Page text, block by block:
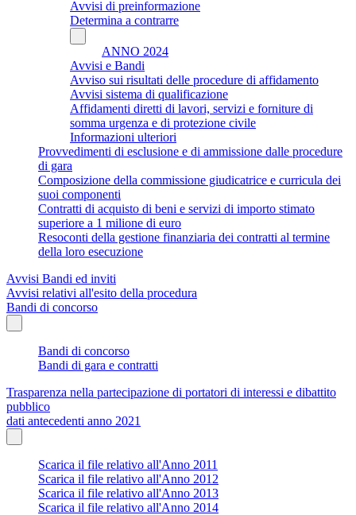
Avvisi di preinformazione
Determina a contrarre
ANNO 2024
Avvisi e Bandi
Avviso sui risultati delle procedure di affidamento
Avvisi sistema di qualificazione
Affidamenti diretti di lavori, servizi e forniture di
somma urgenza e di protezione civile
Informazioni ulteriori
Provvedimenti di esclusione e di ammissione dalle procedure
di gara
Composizione della commissione giudicatrice e curricula dei
suoi componenti
Contratti di acquisto di beni e servizi di importo stimato
superiore a 1 milione di euro
Resoconti della gestione finanziaria dei contratti al termine
della loro esecuzione
Avvisi Bandi ed inviti
Avvisi relativi all'esito della procedura
Bandi di concorso
Bandi di concorso
Bandi di gara e contratti
Trasparenza nella partecipazione di portatori di interessi e dibattito
pubblico
dati antecedenti anno 2021
Scarica il file relativo all'Anno 2011
Scarica il file relativo all'Anno 2012
Scarica il file relativo all'Anno 2013
Scarica il file relativo all'Anno 2014